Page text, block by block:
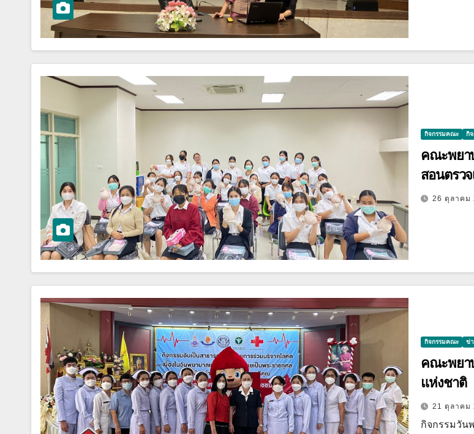
กิจกรรมคณะ กิ
คณะพยา
สอนตรว
26 ตุลาคม
กิจกรรมคณะ ข่
คณะพยา
แห่งชาติ
21 ตุลาคม
กิจกรรมวัน